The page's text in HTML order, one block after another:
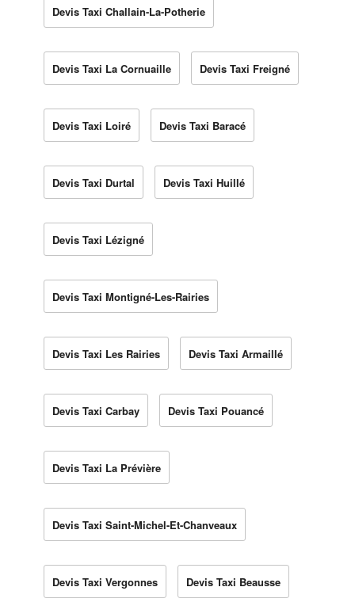
Devis Taxi Challain-La-Potherie
Devis Taxi La Cornuaille Devis Taxi Freigné
Devis Taxi Loiré Devis Taxi Baracé
Devis Taxi Durtal Devis Taxi Huillé
Devis Taxi Lézigné
Devis Taxi Montigné-Les-Rairies
Devis Taxi Les Rairies Devis Taxi Armaillé
Devis Taxi Carbay Devis Taxi Pouancé
Devis Taxi La Prévière
Devis Taxi Saint-Michel-Et-Chanveaux
Devis Taxi Vergonnes Devis Taxi Beausse